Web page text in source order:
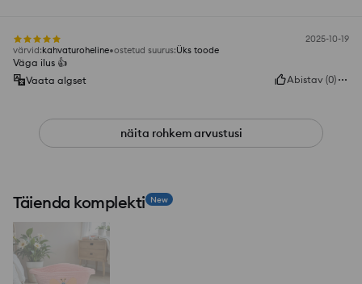
2025-10-19
värvid:kahvaturoheline ostetud suurus:Üks toode
Väga ilus 👍️
Vaata algset
Abistav (0)
näita rohkem arvustusi
Täienda komplekti New